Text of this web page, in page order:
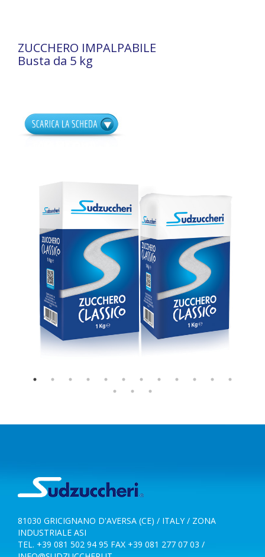
ZUCCHERO IMPALPABILE
Busta da 5 kg
81030 GRICIGNANO D'AVERSA (CE) / ITALY / ZONA
INDUSTRIALE ASI
TEL. +39 081 502 94 95 FAX +39 081 277 07 03 /